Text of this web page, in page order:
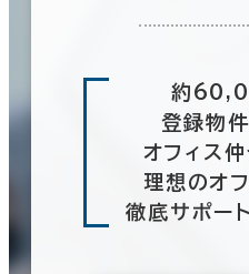
約
登録物
オフィス
理想のオ
徹底サポー